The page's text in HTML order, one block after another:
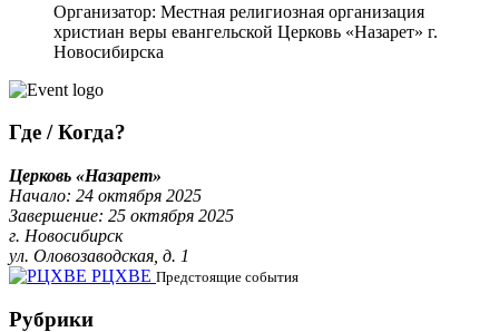
Организатор: Местная религиозная организация
христиан веры евангельской Церковь «Назарет» г.
Новосибирска
Где / Когда?
Церковь «Назарет»
Начало: 24 октября 2025
Завершение: 25 октября 2025
г. Новосибирск
ул. Оловозаводская, д. 1
РЦХВЕ Предстоящие события
Рубрики